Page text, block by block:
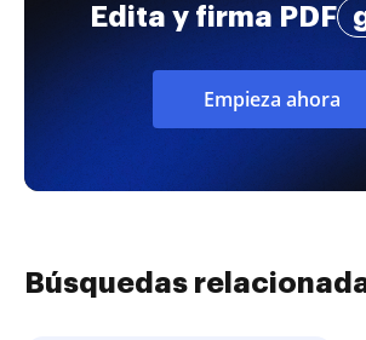
Edita y firma PDF
Empieza ahora
Búsquedas